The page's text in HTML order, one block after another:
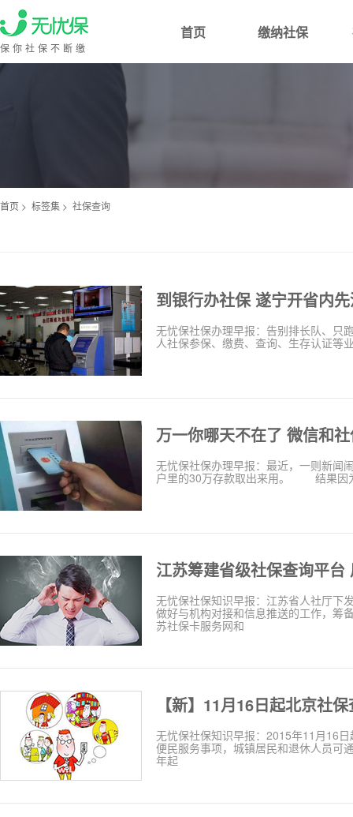
保你社保不断缴
首页 缴纳社保
首页 > 标签集 > 社保查询
到银行办社保 遂宁开省内
无忧保社保办理早报：告别排长队、只
人社保参保、缴费、查询、生存认证等
无忧保社保办理早报：最近，一则新
户里的30万存款取出来用。 结果因
无忧保社保知识早报：江苏省人社厅下
做好与机构对接和信息推送的工作，筹
苏社保卡服务网和
无忧保社保知识早报：2015年11月16
便民服务事项，城镇居民和退休人员可
年起